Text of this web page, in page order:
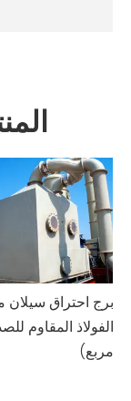
برج احتراق
الفولاذ المقاوم
مربع)